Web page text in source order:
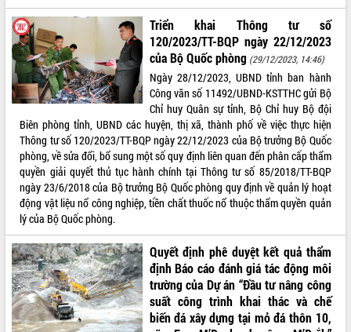
Triển khai Thông tư số
120/2023/TT-BQP ngày 22/12/2023
của Bộ Quốc phòng (29/12/2023, 14:46)
Ngày 28/12/2023, UBND tỉnh ban hành
Công văn số 11492/UBND-KSTTHC gửi Bộ
Chỉ huy Quân sự tỉnh, Bộ Chỉ huy Bộ đội
Biên phòng tỉnh, UBND các huyện, thị xã, thành phố về việc thực hiện
Thông tư số 120/2023/TT-BQP ngày 22/12/2023 của Bộ trưởng Bộ Quốc
phòng, về sửa đổi, bổ sung một số quy định liên quan đến phân cấp thẩm
quyền giải quyết thủ tục hành chính tại Thông tư số 85/2018/TT-BQP
ngày 23/6/2018 của Bộ trưởng Bộ Quốc phòng quy định về quản lý hoạt
động vật liệu nổ công nghiệp, tiền chất thuốc nổ thuộc thẩm quyền quản
lý của Bộ Quốc phòng.
Quyết định phê duyệt kết quả thẩm
định Báo cáo đánh giá tác động môi
trường của Dự án “Đầu tư nâng công
suất công trình khai thác và chế
biến đá xây dựng tại mỏ đá thôn 10,